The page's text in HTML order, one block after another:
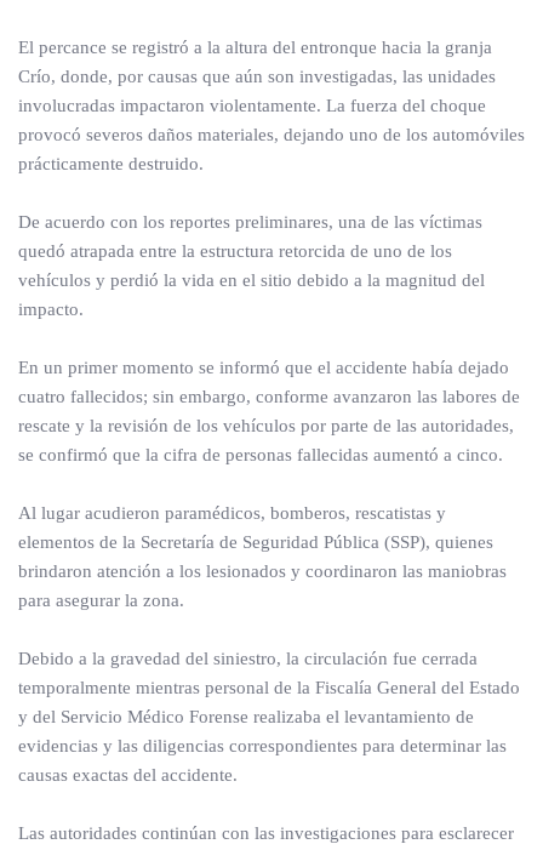
El percance se registró a la altura del entronque hacia la granja
Crío, donde, por causas que aún son investigadas, las unidades
involucradas impactaron violentamente. La fuerza del choque
provocó severos daños materiales, dejando uno de los automóviles
prácticamente destruido.
De acuerdo con los reportes preliminares, una de las víctimas
quedó atrapada entre la estructura retorcida de uno de los
vehículos y perdió la vida en el sitio debido a la magnitud del
impacto.
En un primer momento se informó que el accidente había dejado
cuatro fallecidos; sin embargo, conforme avanzaron las labores de
rescate y la revisión de los vehículos por parte de las autoridades,
se confirmó que la cifra de personas fallecidas aumentó a cinco.
Al lugar acudieron paramédicos, bomberos, rescatistas y
elementos de la Secretaría de Seguridad Pública (SSP), quienes
brindaron atención a los lesionados y coordinaron las maniobras
para asegurar la zona.
Debido a la gravedad del siniestro, la circulación fue cerrada
temporalmente mientras personal de la Fiscalía General del Estado
y del Servicio Médico Forense realizaba el levantamiento de
evidencias y las diligencias correspondientes para determinar las
causas exactas del accidente.
Las autoridades continúan con las investigaciones para esclarecer